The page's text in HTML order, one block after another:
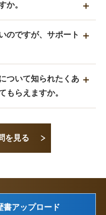
か。
のですが、サポート
ついて知られたくあ
もらえますか。
を見る
書アップロード